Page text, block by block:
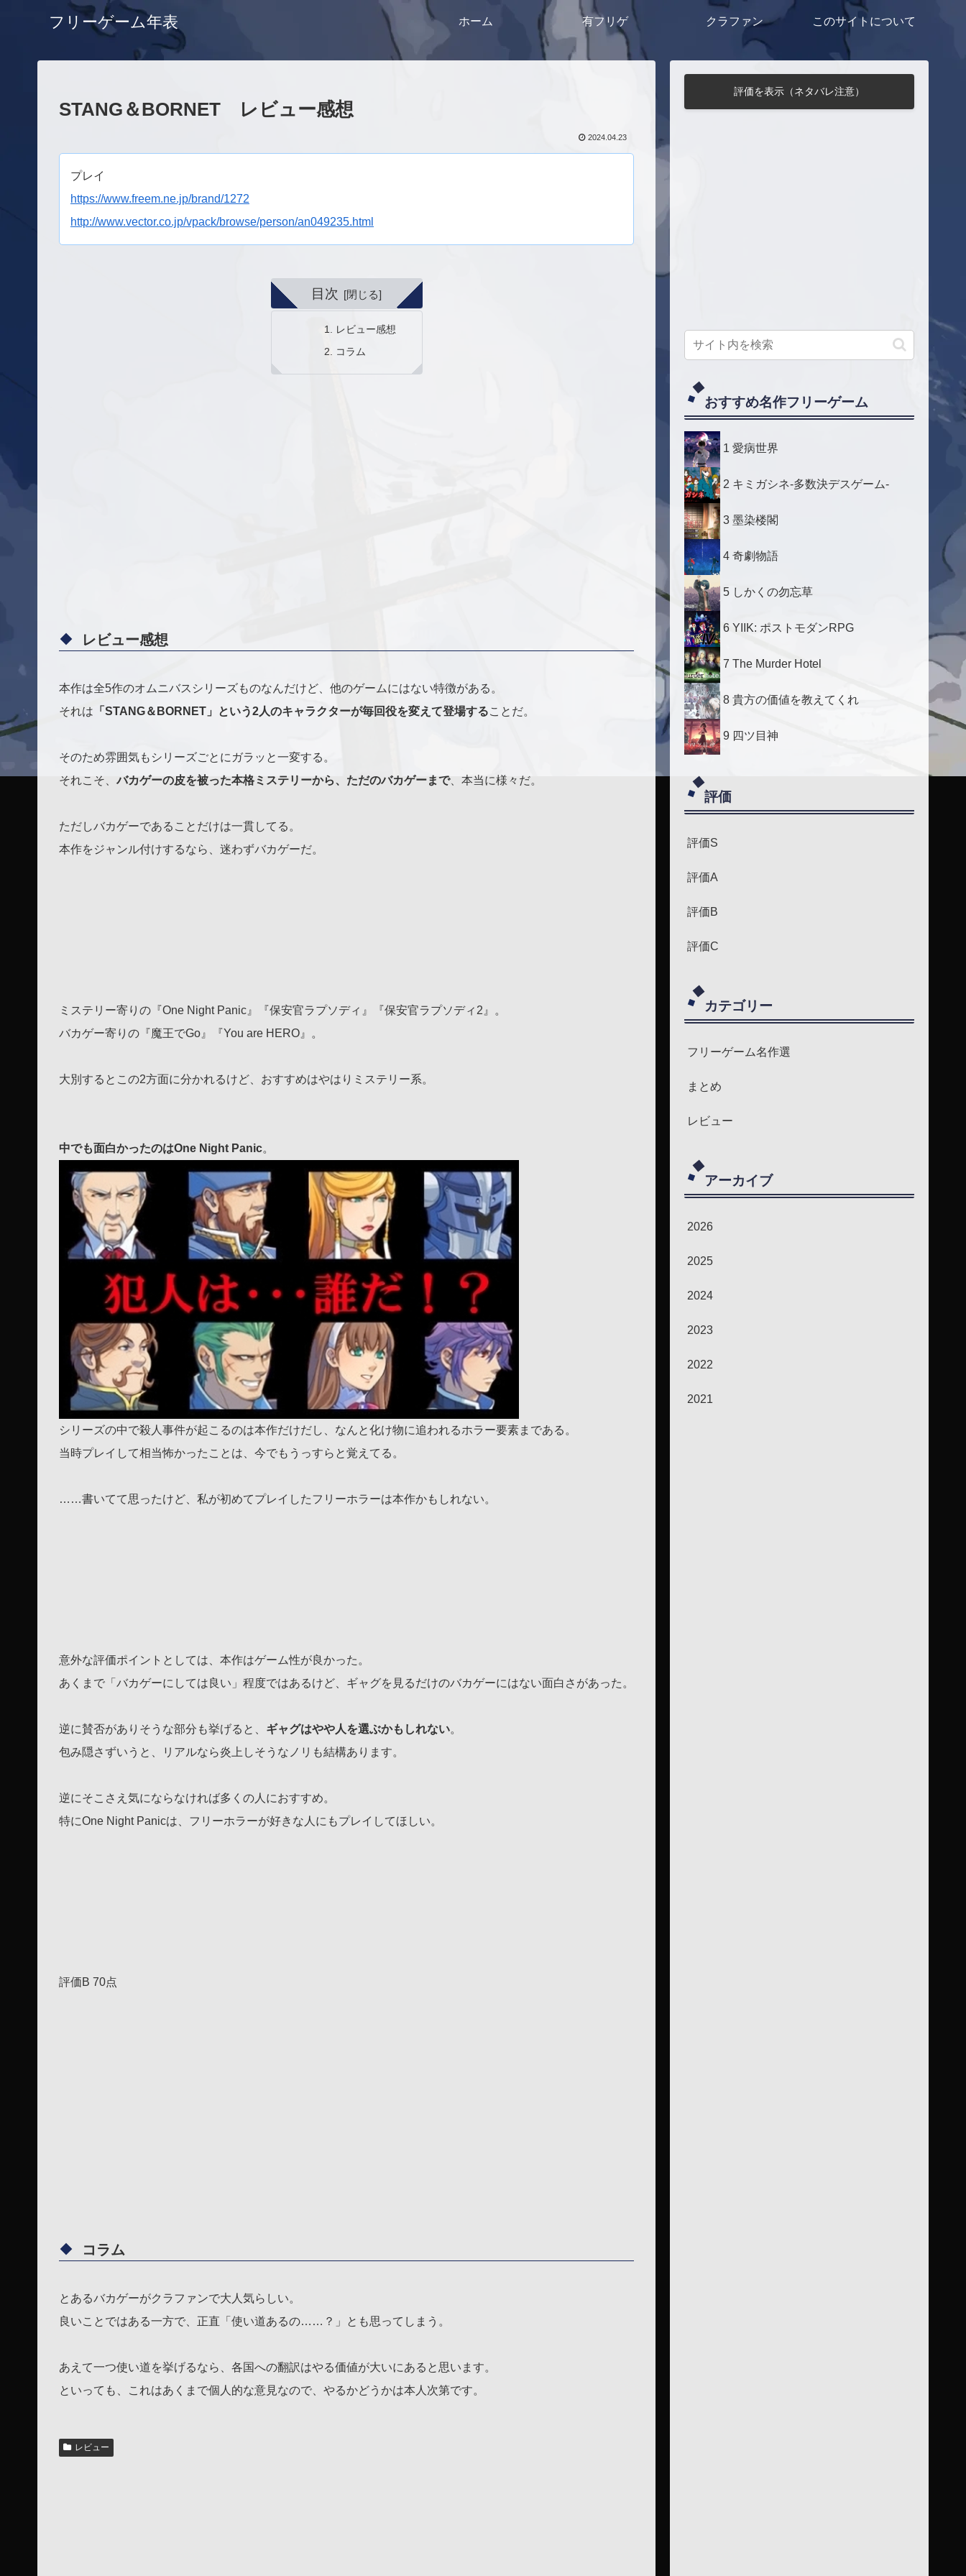
フリーゲーム年表 ホーム 有フリゲ クラファン このサイトについて
STANG＆BORNET レビュー感想
2024.04.23
プレイ
https://www.freem.ne.jp/brand/1272
http://www.vector.co.jp/vpack/browse/person/an049235.html
目次
レビュー感想
コラム
レビュー感想
本作は全5作のオムニバスシリーズものなんだけど、他のゲームにはない特徴がある。
それは 「STANG＆BORNET」という2人のキャラクターが毎回役を変えて登場することだ。
そのため雰囲気もシリーズごとにガラッと一変する。
それこそ、バカゲーの皮を被った本格ミステリーから、ただのバカゲーまで、本当に様々だ。
ただしバカゲーであることだけは一貫してる。
本作をジャンル付けするなら、迷わずバカゲーだ。
ミステリー寄りの『One Night Panic』『保安官ラプソディ』『保安官ラプソディ2』。
バカゲー寄りの『魔王でGo』『You are HERO』。
大別するとこの2方面に分かれるけど、おすすめはやはりミステリー系。
中でも面白かったのはOne Night Panic。
シリーズの中で殺人事件が起こるのは本作だけだし、なんと化け物に追われるホラー要素まである。
当時プレイして相当怖かったことは、今でもうっすらと覚えてる。
……書いてて思ったけど、私が初めてプレイしたフリーホラーは本作かもしれない。
意外な評価ポイントとしては、本作はゲーム性が良かった。
あくまで「バカゲーにしては良い」程度ではあるけど、ギャグを見るだけのバカゲーにはない面白さがあった。
逆に賛否がありそうな部分も挙げると、 ギャグはやや人を選ぶかもしれない。
包み隠さずいうと、リアルなら炎上しそうなノリも結構あります。
逆にそこさえ気にならなければ多くの人におすすめ。
特にOne Night Panicは、フリーホラーが好きな人にもプレイしてほしい。
評価B 70点
コラム
とあるバカゲーがクラファンで大人気らしい。
良いことではある一方で、正直「使い道あるの……？」とも思ってしまう。
あえて一つ使い道を挙げるなら、各国への翻訳はやる価値が大いにあると思います。
といっても、これはあくまで個人的な意見なので、やるかどうかは本人次第です。
レビュー
評価を表示（ネタバレ注意）
おすすめ名作フリーゲーム
1 愛病世界
2 キミガシネ-多数決デスゲーム-
3 墨染楼閣
4 奇劇物語
5 しかくの勿忘草
6 YIIK: ポストモダンRPG
7 The Murder Hotel
8 貴方の価値を教えてくれ
9 四ツ目神
評価
評価S
評価A
評価B
評価C
カテゴリー
フリーゲーム名作選
まとめ
レビュー
アーカイブ
2026
2025
2024
2023
2022
2021